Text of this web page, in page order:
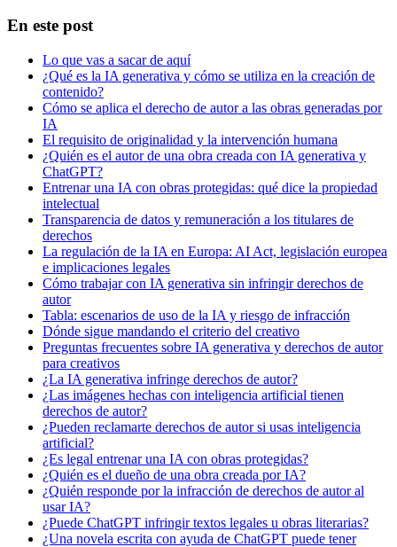
En este post
Lo que vas a sacar de aquí
¿Qué es la IA generativa y cómo se utiliza en la creación de
contenido?
Cómo se aplica el derecho de autor a las obras generadas por
IA
El requisito de originalidad y la intervención humana
¿Quién es el autor de una obra creada con IA generativa y
ChatGPT?
Entrenar una IA con obras protegidas: qué dice la propiedad
intelectual
Transparencia de datos y remuneración a los titulares de
derechos
La regulación de la IA en Europa: AI Act, legislación europea
e implicaciones legales
Cómo trabajar con IA generativa sin infringir derechos de
autor
Tabla: escenarios de uso de la IA y riesgo de infracción
Dónde sigue mandando el criterio del creativo
Preguntas frecuentes sobre IA generativa y derechos de autor
para creativos
¿La IA generativa infringe derechos de autor?
¿Las imágenes hechas con inteligencia artificial tienen
derechos de autor?
¿Pueden reclamarte derechos de autor si usas inteligencia
artificial?
¿Es legal entrenar una IA con obras protegidas?
¿Quién es el dueño de una obra creada por IA?
¿Quién responde por la infracción de derechos de autor al
usar IA?
¿Puede ChatGPT infringir textos legales u obras literarias?
¿Una novela escrita con ayuda de ChatGPT puede tener